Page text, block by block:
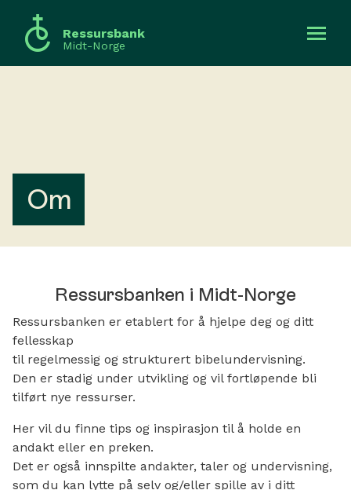
Ressursbank
Midt-Norge
20 år ++
Søk
Om
Ressursbanken i Midt-Norge
Ressursbanken er etablert for å hjelpe deg og ditt
fellesskap
til regelmessig og strukturert bibelundervisning.
Den er stadig under utvikling og vil fortløpende bli
tilført nye ressurser.
Her vil du finne tips og inspirasjon til å holde en
andakt eller en preken.
Det er også innspilte andakter, taler og undervisning,
som du kan lytte på selv og/eller spille av i ditt